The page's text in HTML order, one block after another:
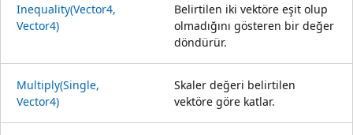
Inequality(Vector4,
Vector4)
Belirtilen iki vektöre eşit olup
olmadığını gösteren bir değer
döndürür.
Multiply(Single,
Vector4)
Skaler değeri belirtilen
vektöre göre katlar.